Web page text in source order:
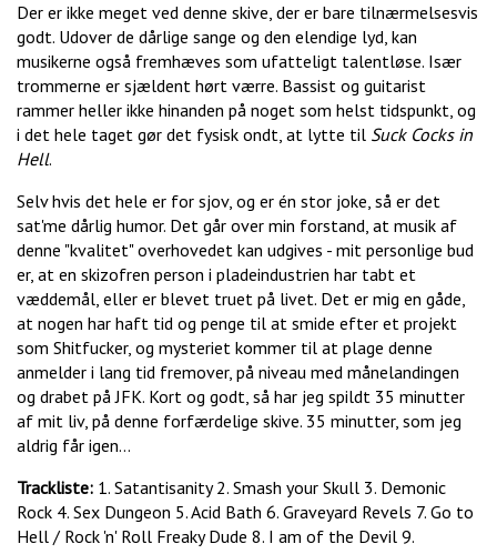
Der er ikke meget ved denne skive, der er bare tilnærmelsesvis
godt. Udover de dårlige sange og den elendige lyd, kan
musikerne også fremhæves som ufatteligt talentløse. Især
trommerne er sjældent hørt værre. Bassist og guitarist
rammer heller ikke hinanden på noget som helst tidspunkt, og
i det hele taget gør det fysisk ondt, at lytte til Suck Cocks in
Hell.
Selv hvis det hele er for sjov, og er én stor joke, så er det
sat'me dårlig humor. Det går over min forstand, at musik af
denne "kvalitet" overhovedet kan udgives - mit personlige bud
er, at en skizofren person i pladeindustrien har tabt et
væddemål, eller er blevet truet på livet. Det er mig en gåde,
at nogen har haft tid og penge til at smide efter et projekt
som Shitfucker, og mysteriet kommer til at plage denne
anmelder i lang tid fremover, på niveau med månelandingen
og drabet på JFK. Kort og godt, så har jeg spildt 35 minutter
af mit liv, på denne forfærdelige skive. 35 minutter, som jeg
aldrig får igen...
Trackliste: 1. Satantisanity 2. Smash your Skull 3. Demonic
Rock 4. Sex Dungeon 5. Acid Bath 6. Graveyard Revels 7. Go to
Hell / Rock 'n' Roll Freaky Dude 8. I am of the Devil 9.